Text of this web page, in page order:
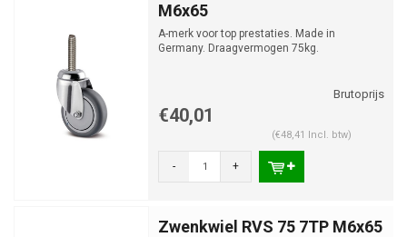
M6x65
A-merk voor top prestaties. Made in
Germany. Draagvermogen 75kg.
€40,01
(€48,41 Incl. btw)
- +
Zwenkwiel RVS 75 7TP M6x65